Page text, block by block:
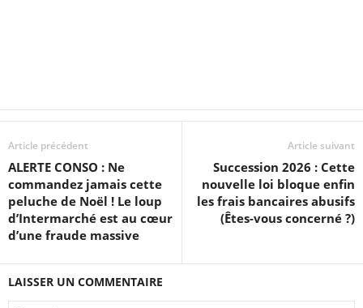
Article précédent
ALERTE CONSO : Ne
commandez jamais cette
peluche de Noël ! Le loup
d’Intermarché est au cœur
d’une fraude massive
Article suivant
Succession 2026 : Cette
nouvelle loi bloque enfin
les frais bancaires abusifs
(Êtes-vous concerné ?)
LAISSER UN COMMENTAIRE